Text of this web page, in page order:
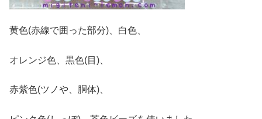
黄色(赤線で囲った部分)、白色、
オレンジ色、黒色(目)、
赤紫色(ツノや、胴体)、